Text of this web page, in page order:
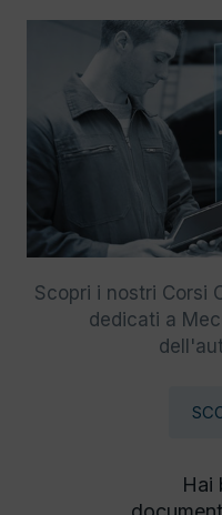
Scopri i nostri Corsi
dedicati a
Hai